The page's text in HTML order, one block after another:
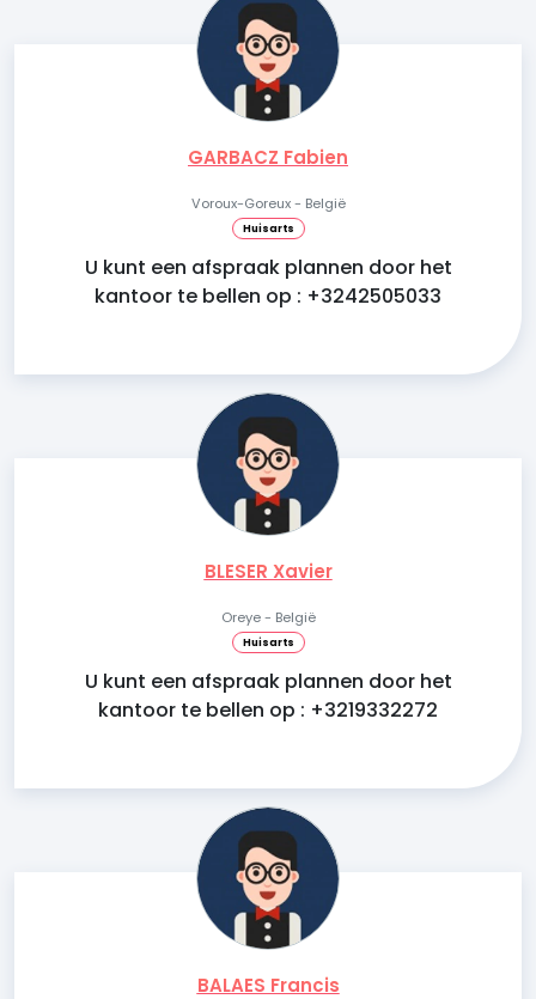
GARBACZ Fabien
Voroux-Goreux - België
Huisarts
U kunt een afspraak plannen door het
kantoor te bellen op : +3242505033
BLESER Xavier
Oreye - België
Huisarts
U kunt een afspraak plannen door het
kantoor te bellen op : +3219332272
BALAES Francis